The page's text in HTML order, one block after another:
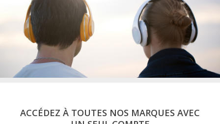
ACCÉDEZ À TOUTES NOS MARQUES AVEC